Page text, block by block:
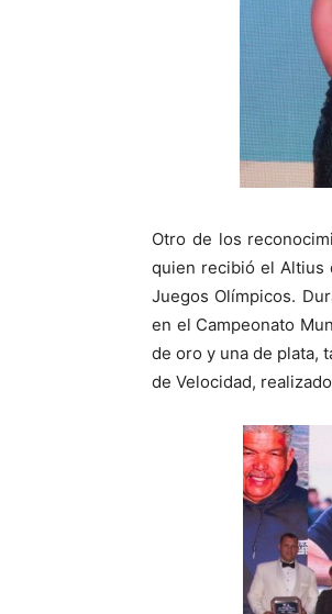
Otro de los
quien recibió el Altius
Juegos Olímpicos.
en el Campeonato
de oro y una de plata,
de Velocidad,